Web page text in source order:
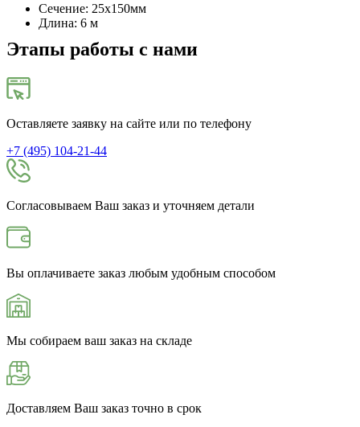
Сечение: 25х150мм
Длина: 6 м
Этапы работы с нами
Оставляете заявку на сайте или по телефону
+7 (495) 104-21-44
Согласовываем Ваш заказ и уточняем детали
Вы оплачиваете заказ любым удобным способом
Мы собираем ваш заказ на складе
Доставляем Ваш заказ точно в срок